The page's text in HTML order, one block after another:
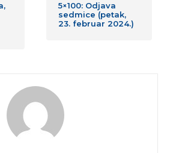
5×100: Odjava
sedmice (petak,
23. februar 2024.)